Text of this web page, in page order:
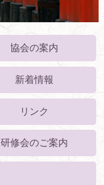
協会の案内
新着情報
リンク
研修会のご案内